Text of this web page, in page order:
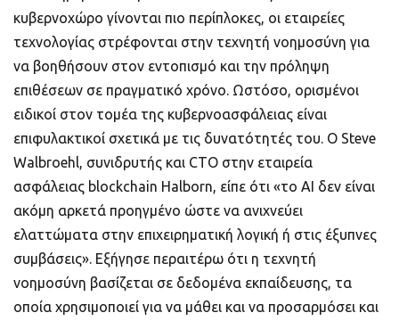
κυβερνοχώρο γίνονται πιο περίπλοκες, οι εταιρείες
τεχνολογίας στρέφονται στην τεχνητή νοημοσύνη για
να βοηθήσουν στον εντοπισμό και την πρόληψη
επιθέσεων σε πραγματικό χρόνο. Ωστόσο, ορισμένοι
ειδικοί στον τομέα της κυβερνοασφάλειας είναι
επιφυλακτικοί σχετικά με τις δυνατότητές του. Ο Steve
Walbroehl, συνιδρυτής και CTO στην εταιρεία
ασφάλειας blockchain Halborn, είπε ότι «το AI δεν είναι
ακόμη αρκετά προηγμένο ώστε να ανιχνεύει
ελαττώματα στην επιχειρηματική λογική ή στις έξυπνες
συμβάσεις». Εξήγησε περαιτέρω ότι η τεχνητή
νοημοσύνη βασίζεται σε δεδομένα εκπαίδευσης, τα
οποία χρησιμοποιεί για να μάθει και να προσαρμόσει και